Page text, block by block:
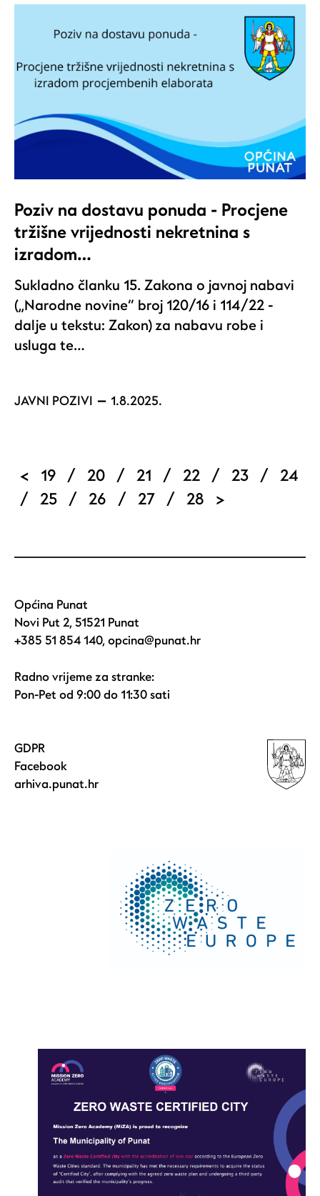
Poziv na dostavu ponuda - Procjene
tržišne vrijednosti nekretnina s
izradom…
Sukladno članku 15. Zakona o javnoj nabavi
(„Narodne novine“ broj 120/16 i 114/22 -
dalje u tekstu: Zakon) za nabavu robe i
usluga te…
JAVNI POZIVI 1.8.2025.
Previous page
< Page
19 / Page
20 / Page
21 / Page
22 / Current
23 / Page
24
/ Page
25 / Page
26 / Page
27 / Page
28 Next page
>
Općina Punat
Novi Put 2, 51521 Punat
+385 51 854 140,opcina@punat.hr
Radno vrijeme za stranke:
Pon-Pet od 9:00 do 11:30 sati
GDPR
Facebook
arhiva.punat.hr